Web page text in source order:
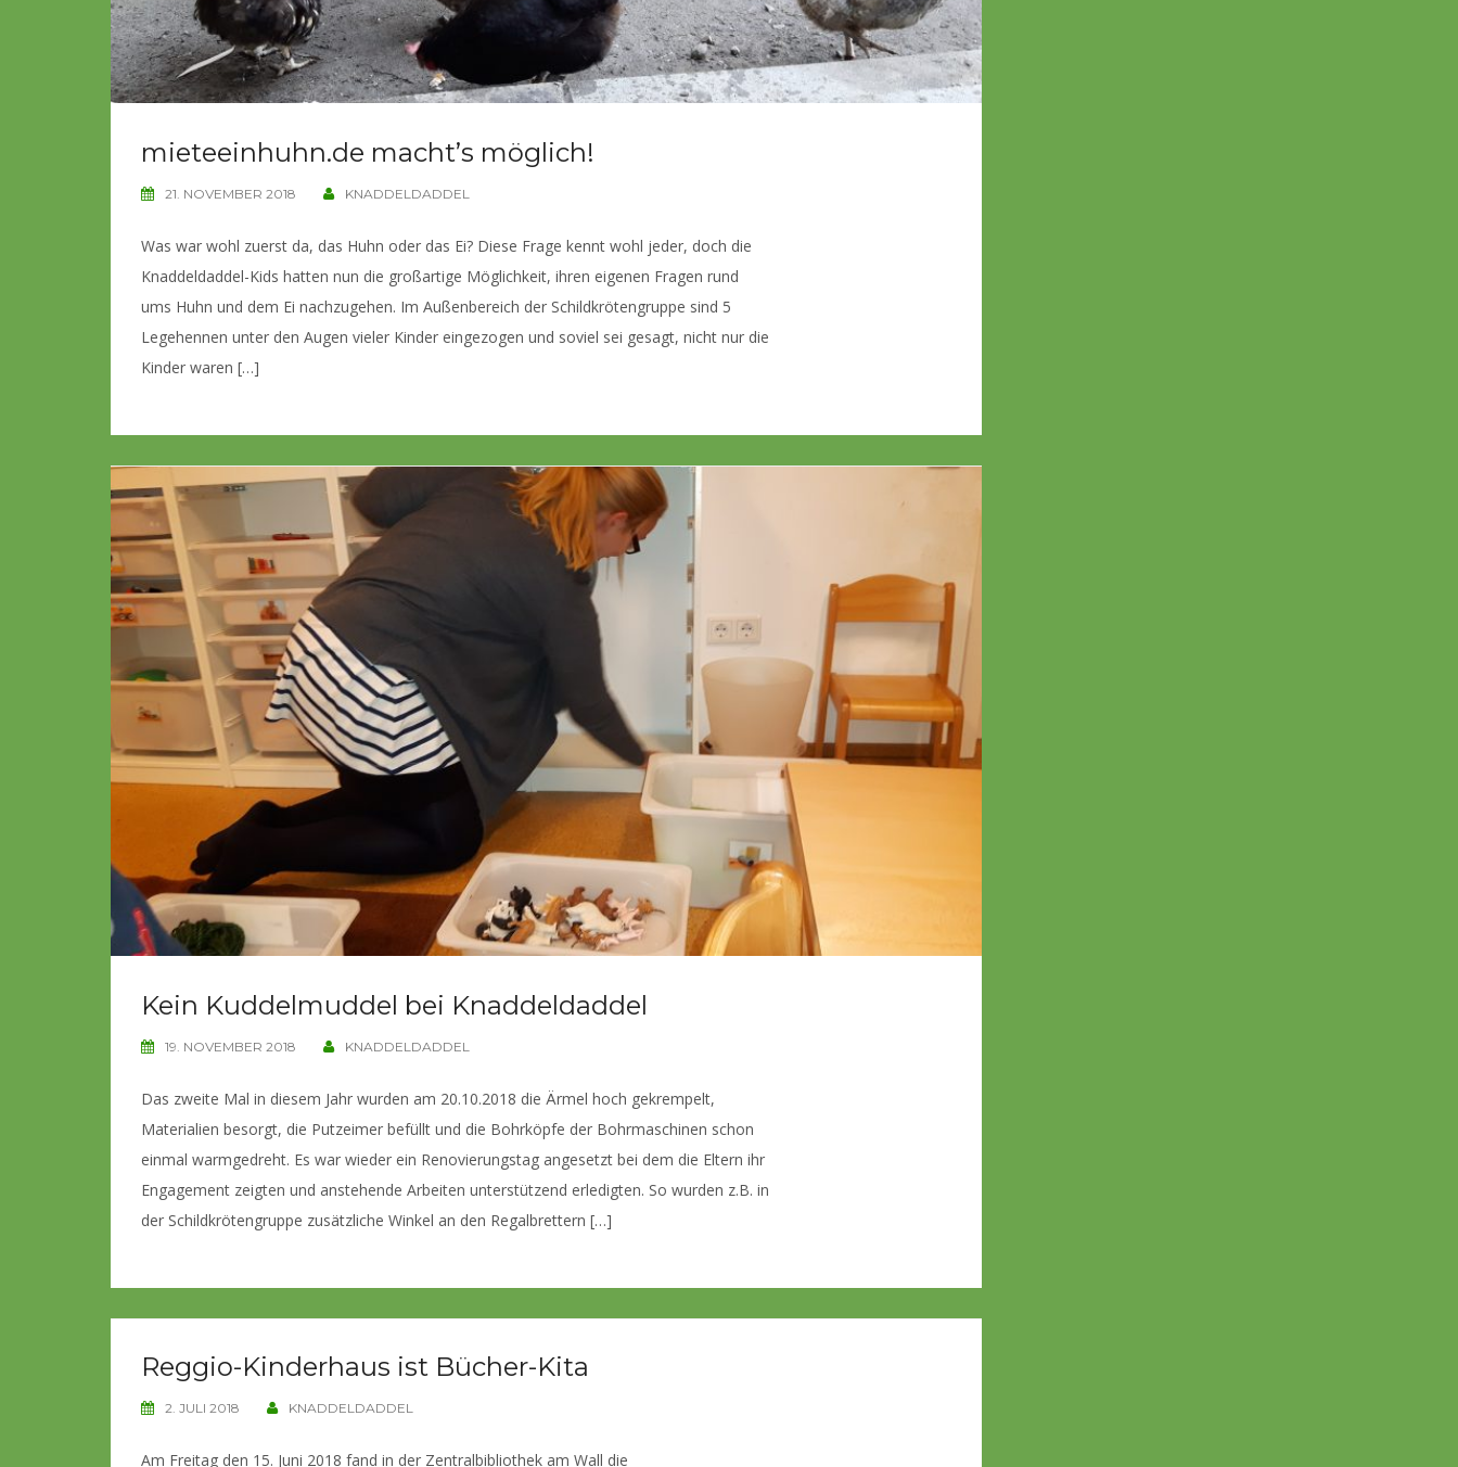
mieteeinhuhn.de macht’s möglich!
21. NOVEMBER 2018 KNADDELDADDEL
Was war wohl zuerst da, das Huhn oder das Ei? Diese Frage kennt wohl jeder, doch die
Knaddeldaddel-Kids hatten nun die großartige Möglichkeit, ihren eigenen Fragen rund
ums Huhn und dem Ei nachzugehen. Im Außenbereich der Schildkrötengruppe sind 5
Legehennen unter den Augen vieler Kinder eingezogen und soviel sei gesagt, nicht nur die
Kinder waren […]
Kein Kuddelmuddel bei Knaddeldaddel
19. NOVEMBER 2018 KNADDELDADDEL
Das zweite Mal in diesem Jahr wurden am 20.10.2018 die Ärmel hoch gekrempelt,
Materialien besorgt, die Putzeimer befüllt und die Bohrköpfe der Bohrmaschinen schon
einmal warmgedreht. Es war wieder ein Renovierungstag angesetzt bei dem die Eltern ihr
Engagement zeigten und anstehende Arbeiten unterstützend erledigten. So wurden z.B. in
der Schildkrötengruppe zusätzliche Winkel an den Regalbrettern […]
Reggio-Kinderhaus ist Bücher-Kita
2. JULI 2018 KNADDELDADDEL
Am Freitag den 15. Juni 2018 fand in der Zentralbibliothek am Wall die